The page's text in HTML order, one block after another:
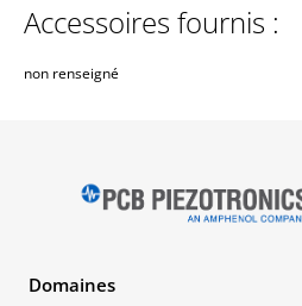
Accessoires fournis :
non renseigné
Domaines